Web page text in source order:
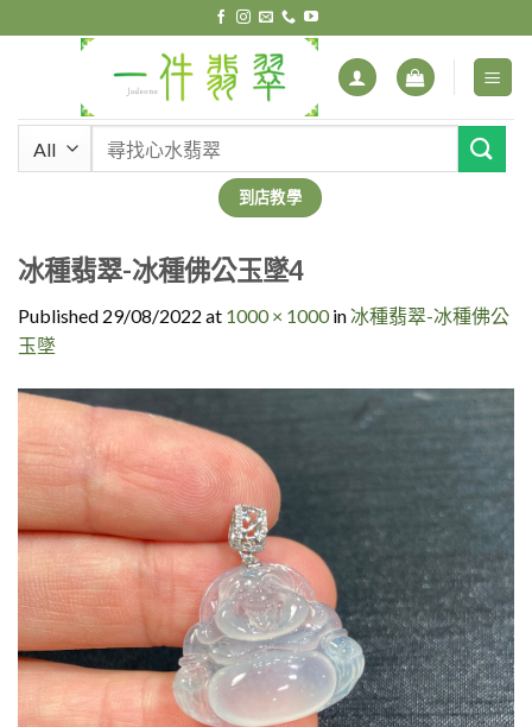
to
到店教學
冰種翡翠-冰種佛公玉墜4
Published 29/08/2022 at 1000 × 1000in冰種翡翠-冰種佛公
玉墜